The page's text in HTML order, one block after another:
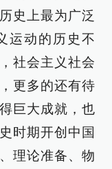
史上最为广泛
运动的历史不
社会主义社会
更多的还有待
巨大成就，也
时期开创中国
理论准备、物